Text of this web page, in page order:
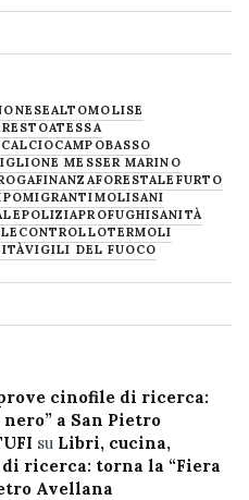
ALTOMOLISE
ATESSA
CALCIOCAMPOBASSO
MESSER MARINO
FINANZAFORESTALE FURTO
MIGRANTIMOLISANI
POLIZIAPROFUGHISANITÀ
TERMOLI
VIGILI DEL FUOCO
cinofile di ricerca:
a San Pietro
su Libri, cucina,
ricerca: torna la “Fiera
Avellana